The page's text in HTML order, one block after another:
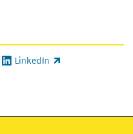
LinkedIn
(externe link)